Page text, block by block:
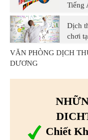
Tiếng
Dịch
chơi
VĂN PHÒNG DỊCH
DƯƠNG
Chiết